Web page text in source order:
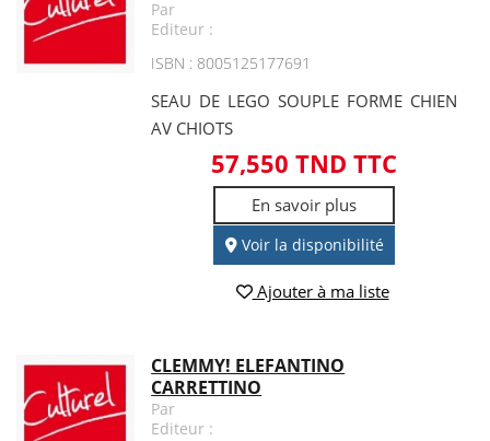
Par
Editeur :
ISBN : 8005125177691
SEAU DE LEGO SOUPLE FORME CHIEN
AV CHIOTS
57,550 TND TTC
En savoir plus
Voir la disponibilité
Ajouter à ma liste
CLEMMY! ELEFANTINO
CARRETTINO
Par
Editeur :